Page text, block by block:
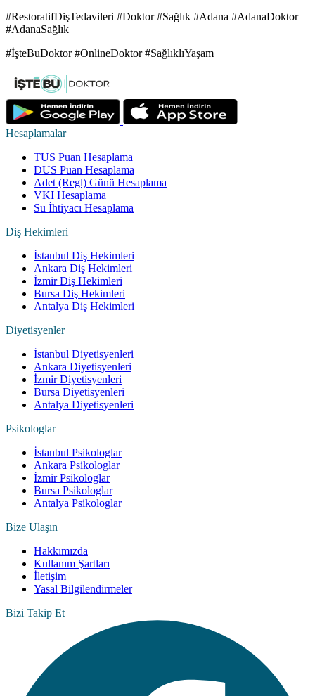
#RestoratifDişTedavileri #Doktor #Sağlık #Adana #AdanaDoktor
#AdanaSağlık
#İşteBuDoktor #OnlineDoktor #SağlıklıYaşam
Hesaplamalar
TUS Puan Hesaplama
DUS Puan Hesaplama
Adet (Regl) Günü Hesaplama
VKI Hesaplama
Su İhtiyacı Hesaplama
Diş Hekimleri
İstanbul Diş Hekimleri
Ankara Diş Hekimleri
İzmir Diş Hekimleri
Bursa Diş Hekimleri
Antalya Diş Hekimleri
Diyetisyenler
İstanbul Diyetisyenleri
Ankara Diyetisyenleri
İzmir Diyetisyenleri
Bursa Diyetisyenleri
Antalya Diyetisyenleri
Psikologlar
İstanbul Psikologlar
Ankara Psikologlar
İzmir Psikologlar
Bursa Psikologlar
Antalya Psikologlar
Bize Ulaşın
Hakkımızda
Kullanım Şartları
İletişim
Yasal Bilgilendirmeler
Bizi Takip Et